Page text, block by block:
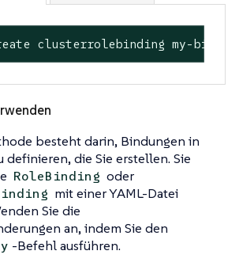
clusterrolebinding my-
besteht darin, Bindungen in
definieren, die Sie erstellen. Sie
RoleBinding oder
mit einer YAML-Datei
Sie die
an, indem Sie den
-Befehl ausführen.